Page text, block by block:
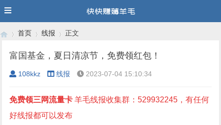
›
首页
›
线报
›
正文
富国基金，夏日清凉节，免费领红包！
108kkz 线报 2023-07-04 15:10:34
免费领三网流量卡 羊毛线报收集群：529932245，有任何
好线报都可以发布